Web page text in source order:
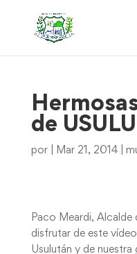
de
por Mar 21, 2014|
Paco Meardi, Alcalde
disfrutar de este
Usulután y de nuestra